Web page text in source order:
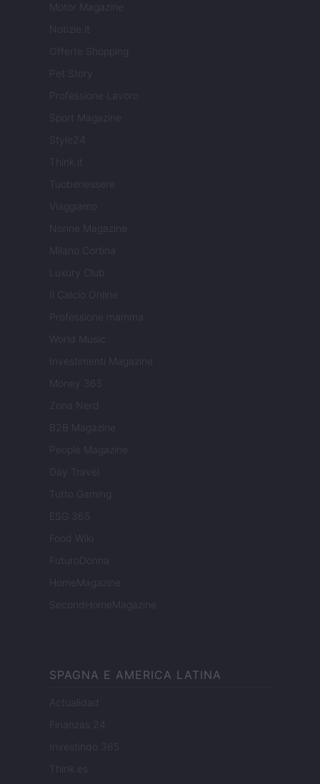
Motor Magazine
Notizie.it
Offerte Shopping
Pet Story
Professione Lavoro
Sport Magazine
Style24
Think.it
Tuobenessere
Viaggiamo
Nonne Magazine
Milano Cortina
Luxury Club
Il Calcio Online
Professione mamma
World Music
Investimenti Magazine
Money 365
Zona Nerd
B2B Magazine
People Magazine
Day Travel
Tutto Gaming
ESG 365
Food Wiki
FuturoDonna
HomeMagazine
SecondHomeMagazine
SPAGNA E AMERICA LATINA
Actualidad
Finanzas 24
Investindo 365
Think.es